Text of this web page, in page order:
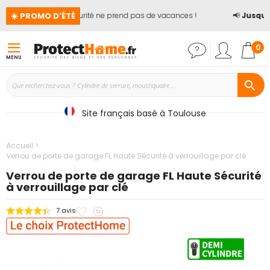
☀️ PROMO D'ÉTÉ
🏖️ La sécurité ne prend pas de vacances ! 📢Jusqu'à
MENU
0
Site français basé à Toulouse
Accueil
Verrou de porte de garage FL Haute Sécurité à verrouillage par clé
Verrou de porte de garage FL Haute Sécurité
à verrouillage par clé
7 avis
Ajouter
à
mes
au
comparateur
Passer
à